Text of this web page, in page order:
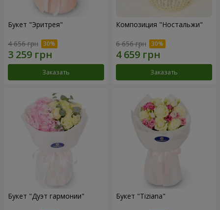
Букет "Эритрея"
4 656 грн
Заказать
Композиция "Ностальжи"
6 656 грн
Заказать
Букет "Дуэт гармонии" Букет "Tiziana"